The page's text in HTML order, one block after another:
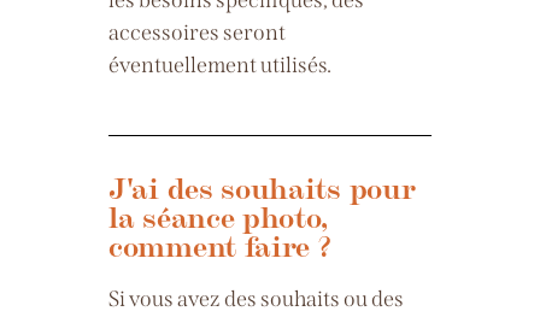
accessoires seront
éventuellement utilisés.
J'ai des souhaits pour
la séance photo,
comment faire ?
Si vous avez des souhaits ou des